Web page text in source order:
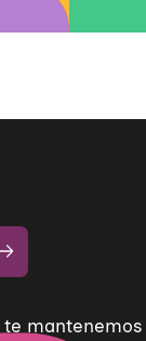
te mantenemos